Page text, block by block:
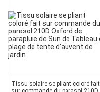
Tissu solaire se pliant coloré fait
sur commande du parasol 210D